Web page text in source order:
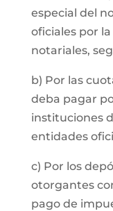
especial del
oficiales por
notariales,
b) Por las
deba pagar
instituciones
entidades
c) Por los
otorgantes
pago de